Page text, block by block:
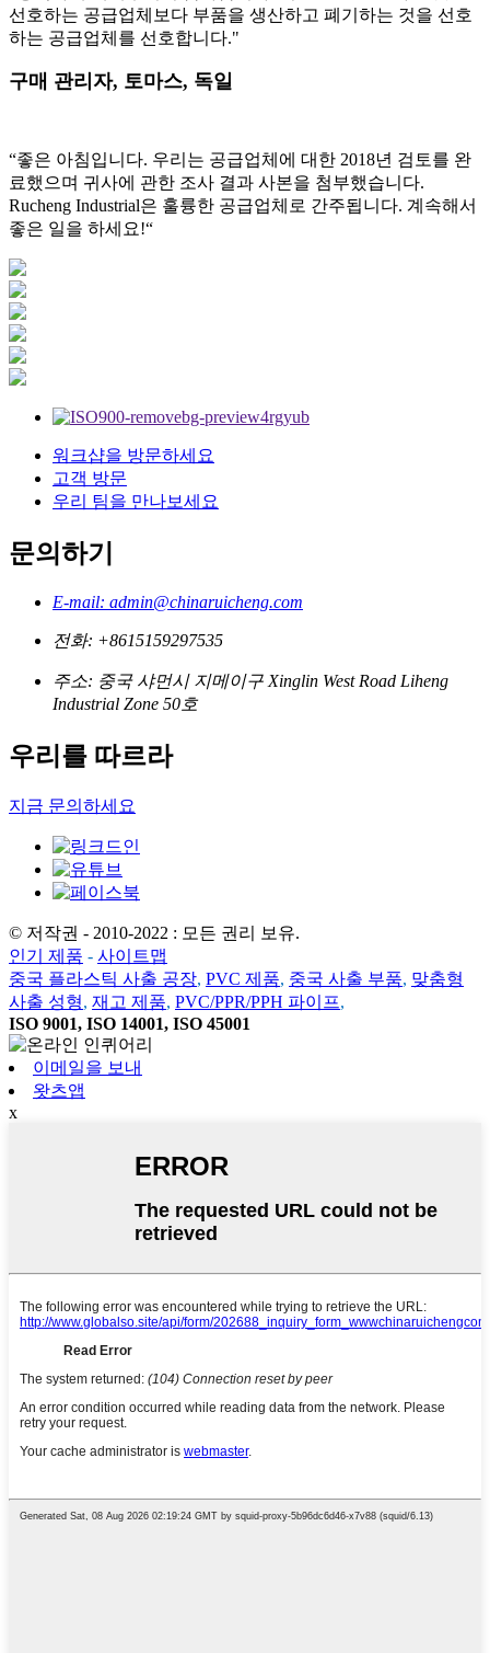
선호하는 공급업체보다 부품을 생산하고 폐기하는 것을 선호
하는 공급업체를 선호합니다."
구매 관리자, 토마스, 독일
“좋은 아침입니다. 우리는 공급업체에 대한 2018년 검토를 완
료했으며 귀사에 관한 조사 결과 사본을 첨부했습니다.
Rucheng Industrial은 훌륭한 공급업체로 간주됩니다. 계속해서
좋은 일을 하세요!“
워크샵을 방문하세요
고객 방문
우리 팀을 만나보세요
문의하기
E-mail: admin@chinaruicheng.com
전화: +8615159297535
주소: 중국 샤먼시 지메이구 Xinglin West Road Liheng
Industrial Zone 50호
우리를 따르라
지금 문의하세요
© 저작권 - 2010-2022 : 모든 권리 보유.
인기 제품 - 사이트맵
중국 플라스틱 사출 공장, PVC 제품, 중국 사출 부품, 맞춤형
사출 성형, 재고 제품, PVC/PPR/PPH 파이프,
ISO 9001, ISO 14001, ISO 45001
이메일을 보내
왓츠앱
x